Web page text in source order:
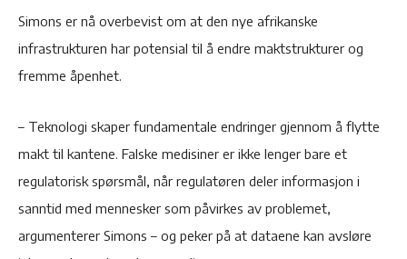
Simons er nå overbevist om at den nye afrikanske
infrastrukturen har potensial til å endre maktstrukturer og
fremme åpenhet.
– Teknologi skaper fundamentale endringer gjennom å flytte
makt til kantene. Falske medisiner er ikke lenger bare et
regulatorisk spørsmål, når regulatøren deler informasjon i
sanntid med mennesker som påvirkes av problemet,
argumenterer Simons – og peker på at dataene kan avsløre